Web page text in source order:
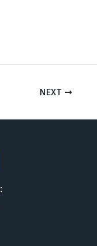
NEXT
: